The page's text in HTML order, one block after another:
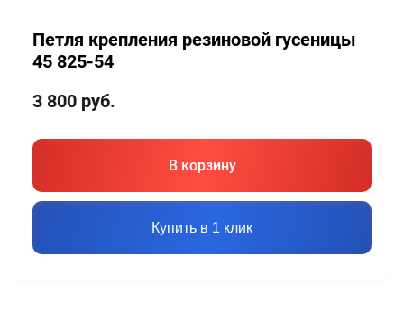
Петля крепления резиновой гусеницы
45 825-54
3 800 руб.
В корзину
Купить в 1 клик